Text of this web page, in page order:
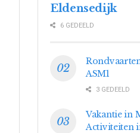
Eldensedijk
6 GEDEELD
ASM1
3 GEDEELD
Vakantie in
Activiteiten